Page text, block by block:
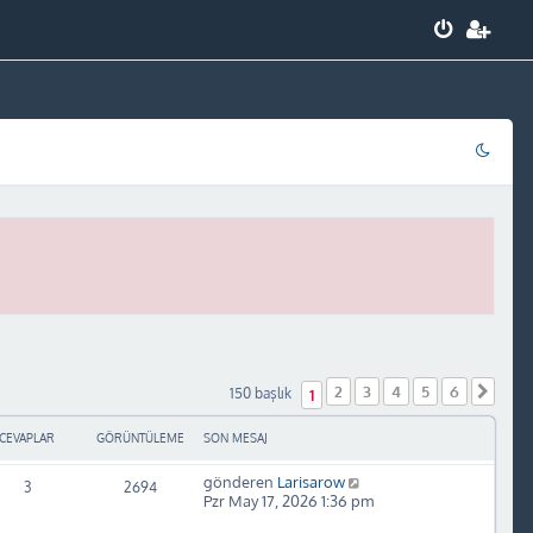
150 başlık 1 2 3 4 5 6
CEVAPLAR GÖRÜNTÜLEME SON MESAJ
3 2694 gönderen Larisarow
Pzr May 17, 2026 1:36 pm